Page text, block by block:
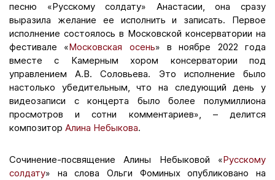
песню «Русскому солдату» Анастасии, она сразу
выразила желание ее исполнить и записать. Первое
исполнение состоялось в Московской консерватории на
фестивале «Московская осень» в ноябре 2022 года
вместе с Камерным хором консерватории под
управлением А.В. Соловьева. Это исполнение было
настолько убедительным, что на следующий день у
видеозаписи с концерта было более полумиллиона
просмотров и сотни комментариев», – делится
композитор Алина Небыкова.
Сочинение-посвящение Алины Небыковой «Русскому
солдату» на слова Ольги Фоминых опубликовано на